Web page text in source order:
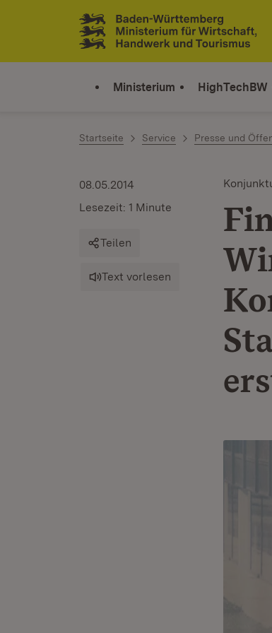
Zum Inhalt springen
Link zur Startseite
Ministerium HighTechBW
Startseite Service Presse und
08.05.2014
Lesezeit: 1 Minute
Teilen
Text vorlesen